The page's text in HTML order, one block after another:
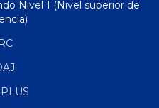
Nivel 1 (Nivel superior de